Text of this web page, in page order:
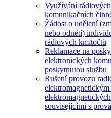
Využívání
komunikačních
Žádost o udělení
nebo odnětí)
rádiových kmitočtů
Reklamace na
elektronických
poskytnutou službu
Rušení provozu
souvisejícími s